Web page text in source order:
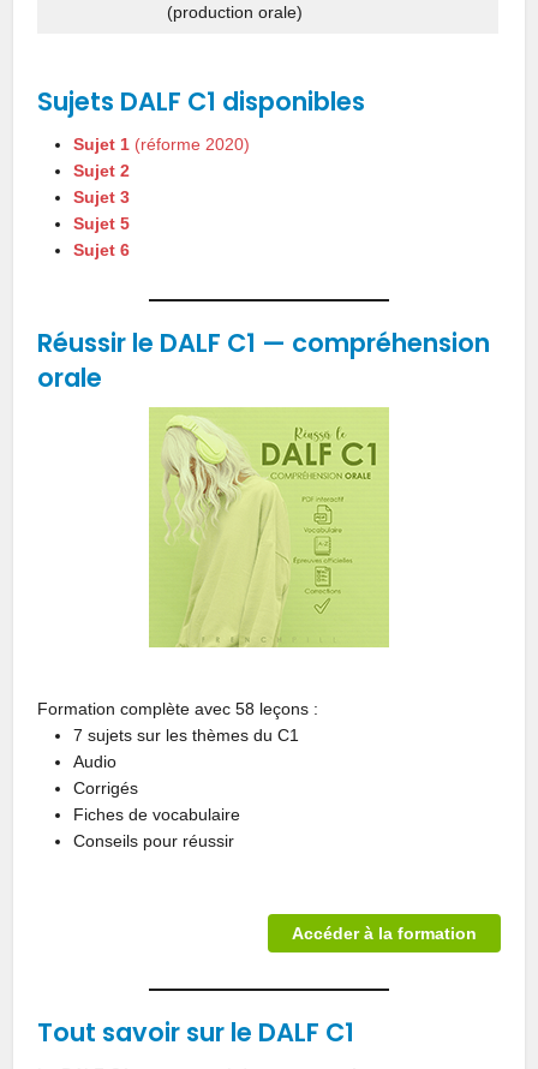
(production orale)
Sujets DALF C1 disponibles
Sujet 1 (réforme 2020)
Sujet 2
Sujet 3
Sujet 5
Sujet 6
Réussir le DALF C1 — compréhension
orale
Formation complète avec 58 leçons :
7 sujets sur les thèmes du C1
Audio
Corrigés
Fiches de vocabulaire
Conseils pour réussir
Accéder à la formation
Tout savoir sur le DALF C1